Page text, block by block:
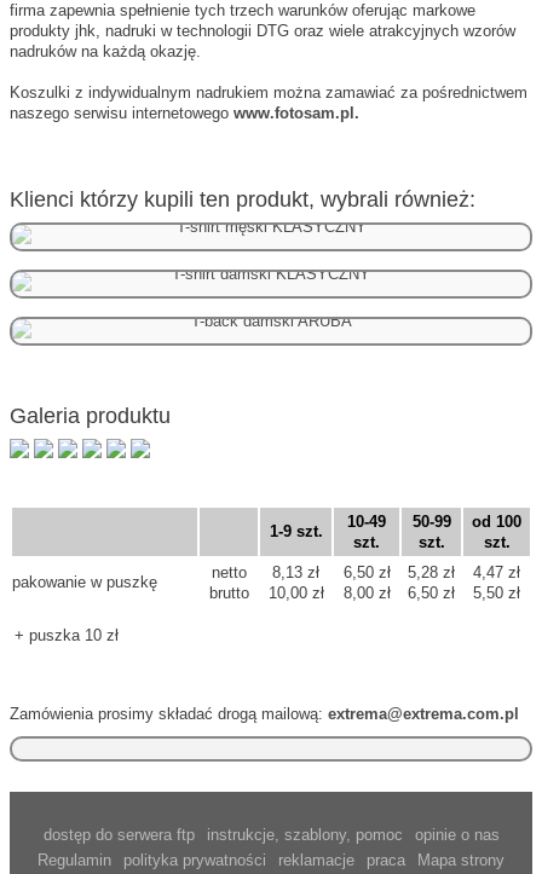
firma zapewnia spełnienie tych trzech warunków oferując markowe
produkty jhk, nadruki w technologii DTG oraz wiele atrakcyjnych wzorów
nadruków na każdą okazję.
Koszulki z indywidualnym nadrukiem można zamawiać za pośrednictwem
naszego serwisu internetowego www.fotosam.pl.
Klienci którzy kupili ten produkt, wybrali również:
T-shirt męski KLASYCZNY
T-shirt damski KLASYCZNY
T-back damski ARUBA
Galeria produktu
1-9 szt.
10-49
szt.
50-99
szt.
od 100
szt.
pakowanie w puszkę
netto
brutto
8,13 zł
10,00 zł
6,50 zł
8,00 zł
5,28 zł
6,50 zł
4,47 zł
5,50 zł
+ puszka 10 zł
Zamówienia prosimy składać drogą mailową: extrema@extrema.com.pl
dostęp do serwera ftp instrukcje, szablony, pomoc
opinie o nas
Regulamin
polityka prywatności reklamacje praca Mapa strony